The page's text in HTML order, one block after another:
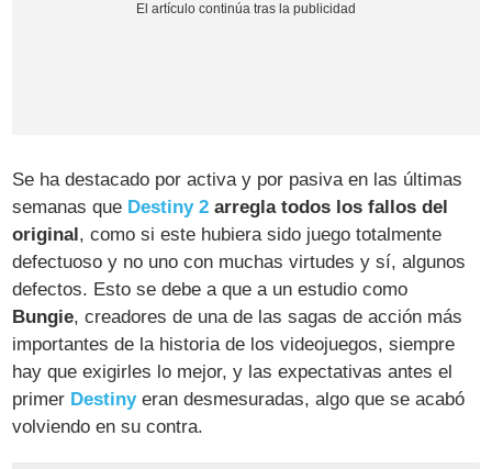
Se ha destacado por activa y por pasiva en las últimas
semanas que Destiny 2 arregla todos los fallos del
original , como si este hubiera sido juego totalmente
defectuoso y no uno con muchas virtudes y sí, algunos
defectos. Esto se debe a que a un estudio como
Bungie, creadores de una de las sagas de acción más
importantes de la historia de los videojuegos, siempre
hay que exigirles lo mejor, y las expectativas antes el
primer Destinyeran desmesuradas, algo que se acabó
volviendo en su contra.